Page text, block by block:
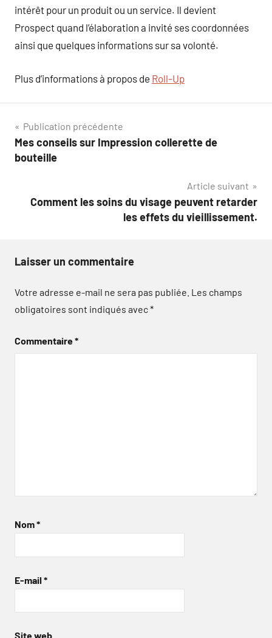
intérêt pour un produit ou un service. Il devient
Prospect quand l’élaboration a invité ses coordonnées
ainsi que quelques informations sur sa volonté.
Plus d’informations à propos de Roll-Up
Navigation
de
Publication précédente
Mes conseils sur Impression collerette de
bouteille
Article suivant
Comment les soins du visage peuvent retarder
les effets du vieillissement.
Laisser un commentaire
Votre adresse e-mail ne sera pas publiée. Les champs
obligatoires sont indiqués avec*
Commentaire*
Nom*
E-mail *
Site web